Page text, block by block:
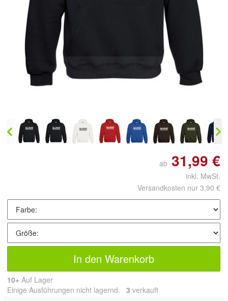
Doppelt antippen zum
ab 31,99 €
inkl. MwSt.
Versandkosten nur 3,90 €
In den Warenkorb
10+ Auf Lager
Einige Ausführungen nicht lagernd. 3 verkauft